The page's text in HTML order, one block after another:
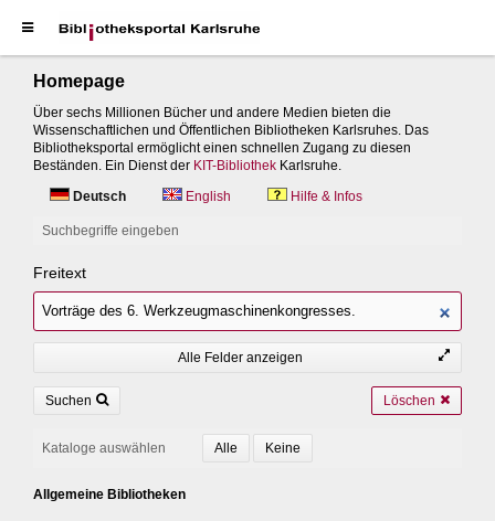
Homepage
Über sechs Millionen Bücher und andere Medien bieten die
Wissenschaftlichen und Öffentlichen Bibliotheken Karlsruhes. Das
Bibliotheksportal ermöglicht einen schnellen Zugang zu diesen
Beständen. Ein Dienst der KIT-Bibliothek Karlsruhe.
Deutsch
English Hilfe & Infos
Suchbegriffe eingeben
Freitext
Alle Felder anzeigen
Suchen Löschen
Kataloge auswählen
Allgemeine Bibliotheken